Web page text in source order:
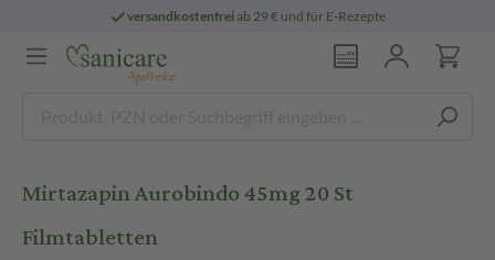
versandkostenfreiab 29 € und für E-Rezepte
Mirtazapin Aurobindo 45mg 20 St
Filmtabletten